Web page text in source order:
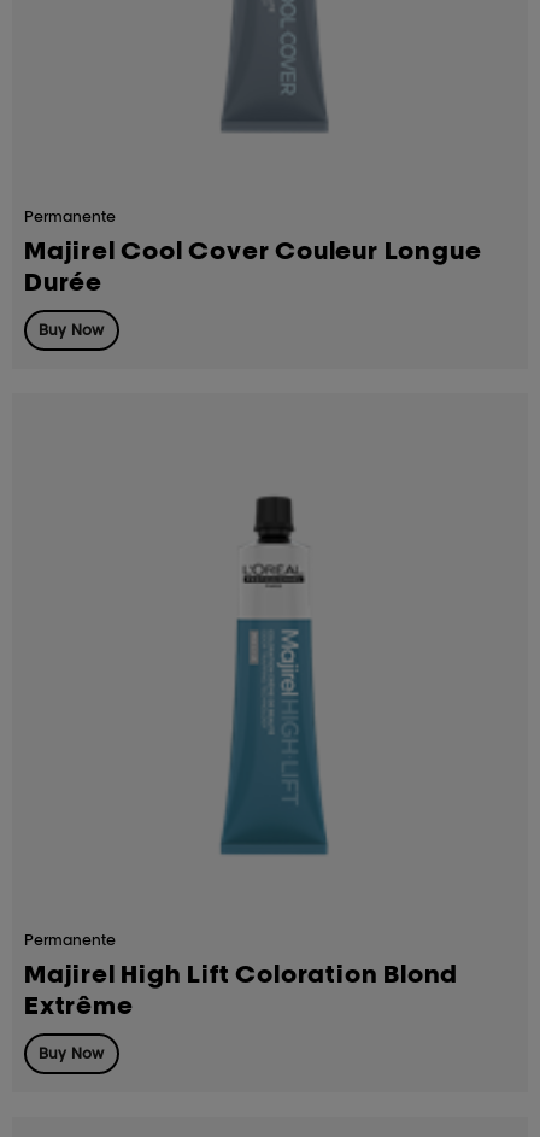
Permanente
Majirel Cool Cover Couleur Longue
Durée
Buy Now
Permanente
Majirel High Lift Coloration Blond
Extrême
Buy Now